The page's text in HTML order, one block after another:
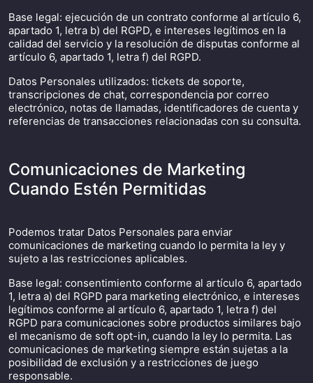
Base legal: ejecución de un contrato conforme al artículo 6,
apartado 1, letra b) del RGPD, e intereses legítimos en la
calidad del servicio y la resolución de disputas conforme al
artículo 6, apartado 1, letra f) del RGPD.
Datos Personales utilizados: tickets de soporte,
transcripciones de chat, correspondencia por correo
electrónico, notas de llamadas, identificadores de cuenta y
referencias de transacciones relacionadas con su consulta.
Comunicaciones de Marketing
Cuando Estén Permitidas
Podemos tratar Datos Personales para enviar
comunicaciones de marketing cuando lo permita la ley y
sujeto a las restricciones aplicables.
Base legal: consentimiento conforme al artículo 6, apartado
1, letra a) del RGPD para marketing electrónico, e intereses
legítimos conforme al artículo 6, apartado 1, letra f) del
RGPD para comunicaciones sobre productos similares bajo
el mecanismo de soft opt-in, cuando la ley lo permita. Las
comunicaciones de marketing siempre están sujetas a la
posibilidad de exclusión y a restricciones de juego
responsable.